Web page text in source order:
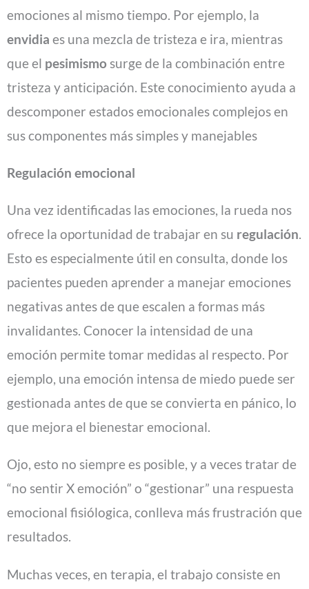
emociones al mismo tiempo. Por ejemplo, la
envidia es una mezcla de tristeza e ira, mientras
que el pesimismo surge de la combinación entre
tristeza y anticipación. Este conocimiento ayuda a
descomponer estados emocionales complejos en
sus componentes más simples y manejables​
Regulación emocional
Una vez identificadas las emociones, la rueda nos
ofrece la oportunidad de trabajar en su regulación.
Esto es especialmente útil en consulta, donde los
pacientes pueden aprender a manejar emociones
negativas antes de que escalen a formas más
invalidantes. Conocer la intensidad de una
emoción permite tomar medidas al respecto. Por
ejemplo, una emoción intensa de miedo puede ser
gestionada antes de que se convierta en pánico, lo
que mejora el bienestar emocional.
Ojo, esto no siempre es posible, y a veces tratar de
“no sentir X emoción” o “gestionar” una respuesta
emocional fisiólogica, conlleva más frustración que
resultados.
Muchas veces, en terapia, el trabajo consiste en